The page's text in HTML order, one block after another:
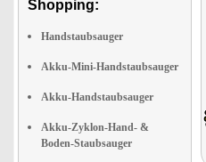
Shopping:
Handstaubsauger
Akku-Mini-Handstaubsauger
Akku-Handstaubsauger
Akku-Zyklon-Hand- &
Boden-Staubsauger